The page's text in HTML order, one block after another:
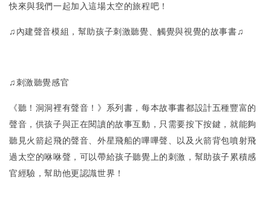
快來與我們一起加入這場太空的旅程吧！
♫內建聲音模組，幫助孩子刺激聽覺、觸覺與視覺的故事書♫
♫刺激聽覺感官
《聽！洞洞裡有聲音！》系列書，每本故事書都設計五種豐富的
聲音，供孩子與正在閱讀的故事互動，只需要按下按鍵，就能夠
聽見火箭起飛的聲音、外星飛船的嗶嗶聲、以及火箭背包噴射飛
過太空的咻咻聲，可以帶給孩子聽覺上的刺激，幫助孩子累積感
官經驗，幫助他更認識世界！